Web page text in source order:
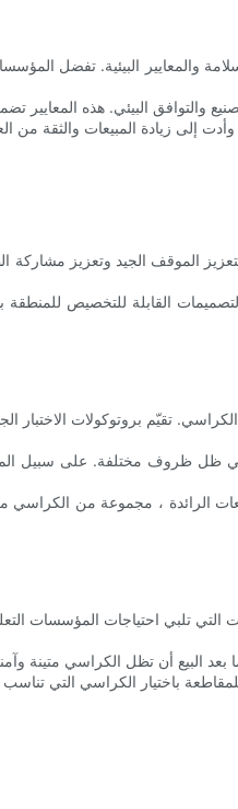
الموقف الجيد وتعزيز
تقيّم بروتوكولات
في ظل ظروف مختلفة. على
الرائدة ، مجموعة من
تلبي احتياجات المؤسسات